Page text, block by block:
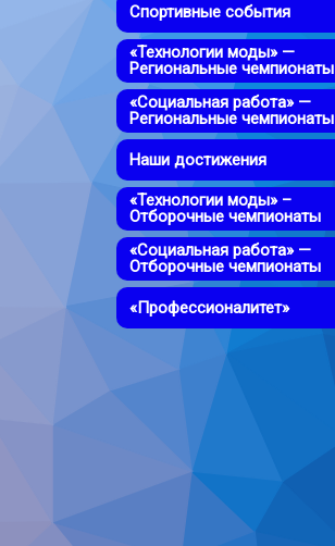
Спортивные события
«Технологии моды» —
Региональные чемпионаты
«Социальная работа» —
Региональные чемпионаты
Наши достижения
«Технологии моды» –
Отборочные чемпионаты
«Социальная работа» —
Отборочные чемпионаты
«Профессионалитет»